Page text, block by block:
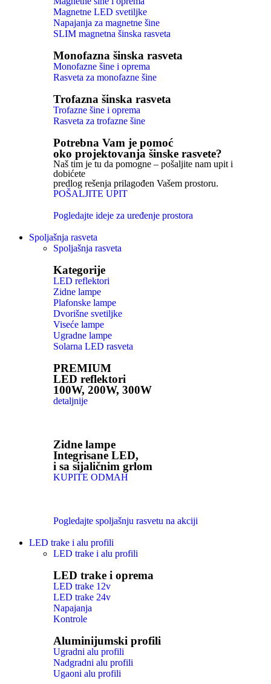
Magnetne LED svetiljke
Napajanja za magnetne šine
SLIM magnetna šinska rasveta
Monofazna šinska rasveta
Monofazne šine i oprema
Rasveta za monofazne šine
Trofazna šinska rasveta
Trofazne šine i oprema
Rasveta za trofazne šine
Potrebna Vam je pomoć
oko projektovanja šinske rasvete?
Naš tim je tu da pomogne – pošaljite nam upit i
dobićete
predlog rešenja prilagođen Vašem prostoru.
POŠALJITE UPIT
Pogledajte ideje za uređenje prostora
Spoljašnja rasveta
Spoljašnja rasveta
Kategorije
LED reflektori
Zidne lampe
Plafonske lampe
Dvorišne svetiljke
Viseće lampe
Ugradne lampe
Solarna LED rasveta
PREMIUM
LED reflektori
100W, 200W, 300W
detaljnije
Zidne lampe
Integrisane LED,
i sa sijaličnim grlom
KUPITE ODMAH
Pogledajte spoljašnju rasvetu na akciji
LED trake i alu profili
LED trake i alu profili
LED trake i oprema
LED trake 12v
LED trake 24v
Napajanja
Kontrole
Aluminijumski profili
Ugradni alu profili
Nadgradni alu profili
Ugaoni alu profili